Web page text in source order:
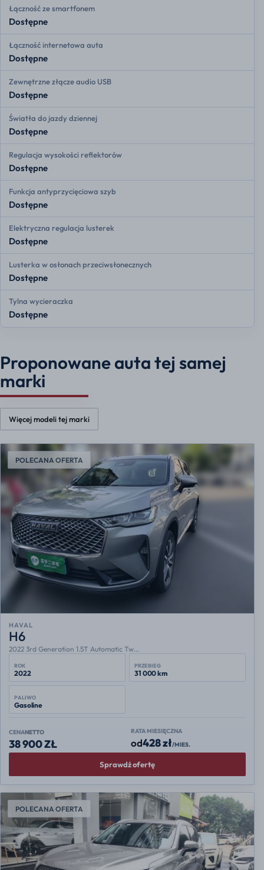
Łączność ze smartfonem
Dostępne
Łączność internetowa auta
Dostępne
Zewnętrzne złącze audio USB
Dostępne
Światła do jazdy dziennej
Dostępne
Regulacja wysokości reflektorów
Dostępne
Funkcja antyprzycięciowa szyb
Dostępne
Elektryczna regulacja lusterek
Dostępne
Lusterka w osłonach przeciwsłonecznych
Dostępne
Tylna wycieraczka
Dostępne
Proponowane auta tej samej
marki
Więcej modeli tej marki
POLECANA OFERTA
HAVAL
H6
2022 3rd Generation 1.5T Automatic Tw...
ROK
2022
PRZEBIEG
31 000 km
PALIWO
Gasoline
CENANETTO
38 900 ZŁ
RATA MIESIĘCZNA
od428 zł/MIES.
Sprawdź ofertę
POLECANA OFERTA